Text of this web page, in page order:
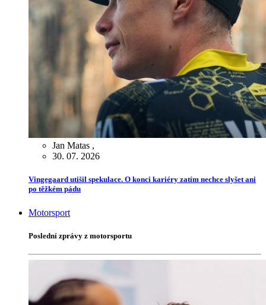
Jan Matas ,
30. 07. 2026
Vingegaard utišil spekulace. O konci kariéry zatím nechce slyšet ani
po těžkém pádu
Motorsport
Poslední zprávy z motorsportu